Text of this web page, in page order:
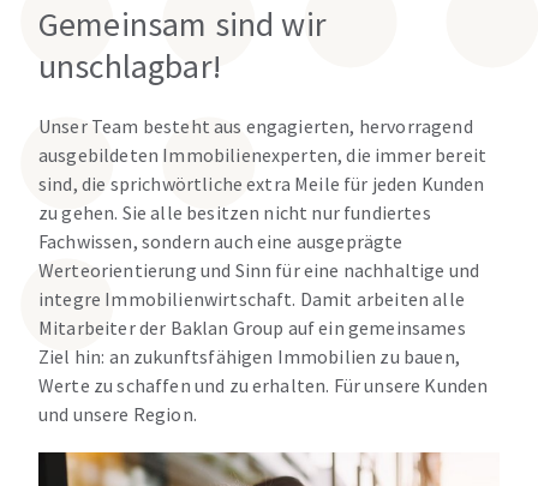
Gemeinsam sind wir
unschlagbar!
Unser Team besteht aus engagierten, hervorragend
ausgebildeten Immobilienexperten, die immer bereit
sind, die sprichwörtliche extra Meile für jeden Kunden
zu gehen. Sie alle besitzen nicht nur fundiertes
Fachwissen, sondern auch eine ausgeprägte
Werteorientierung und Sinn für eine nachhaltige und
integre Immobilienwirtschaft. Damit arbeiten alle
Mitarbeiter der Baklan Group auf ein gemeinsames
Ziel hin: an zukunftsfähigen Immobilien zu bauen,
Werte zu schaffen und zu erhalten. Für unsere Kunden
und unsere Region.